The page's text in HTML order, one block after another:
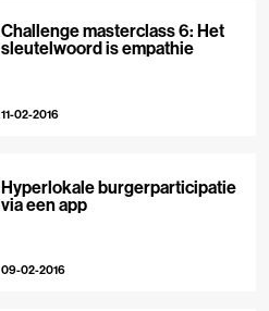
Challenge masterclass 6: Het
sleutelwoord is empathie
11-02-2016
Hyperlokale burgerparticipatie
via een app
09-02-2016